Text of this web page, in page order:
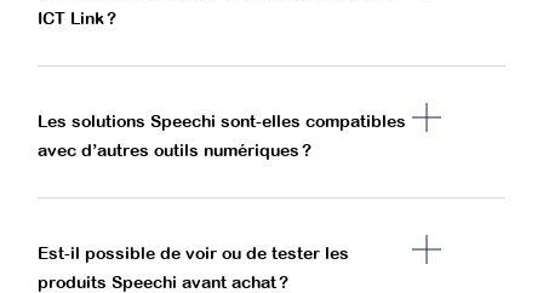
ICT Link ?
Les solutions Speechi sont-elles compatibles
avec d’autres outils numériques ?
Est-il possible de voir ou de tester les
produits Speechi avant achat ?